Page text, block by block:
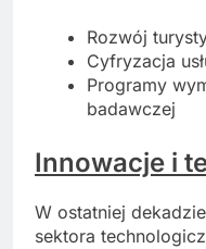
Rozwój
Cyfryzacja
Programy
badawczej
Innowacje i
W ostatniej
sektora